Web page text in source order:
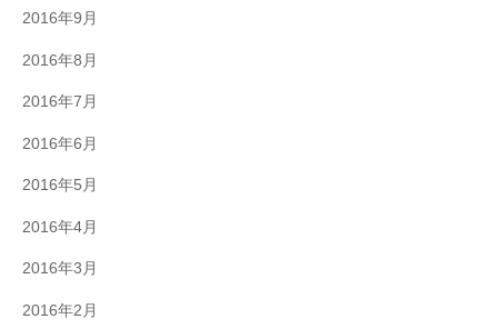
2016年9月
2016年8月
2016年7月
2016年6月
2016年5月
2016年4月
2016年3月
2016年2月